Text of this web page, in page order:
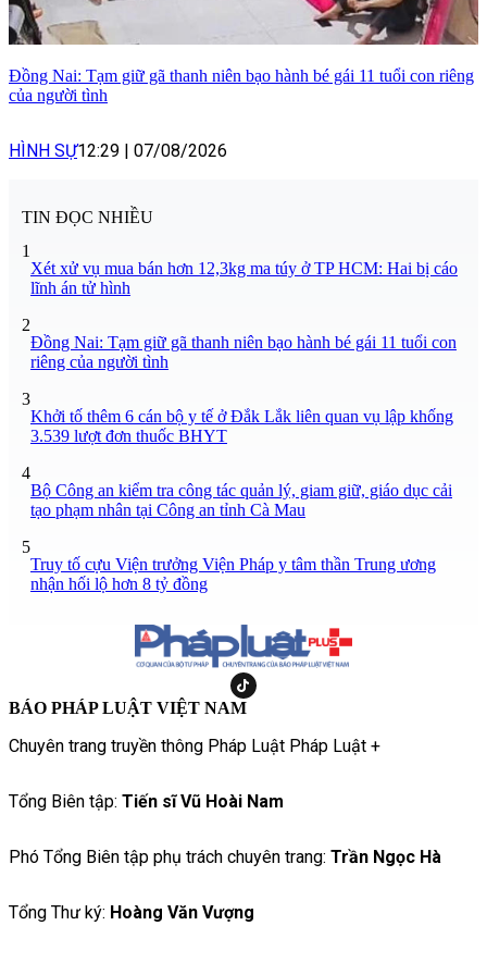
Đồng Nai: Tạm giữ gã thanh niên bạo hành bé gái 11 tuổi con riêng
của người tình
HÌNH SỰ12:29 07/08/2026
TIN ĐỌC NHIỀU
1
Xét xử vụ mua bán hơn 12,3kg ma túy ở TP HCM: Hai bị cáo
lĩnh án tử hình
2
Đồng Nai: Tạm giữ gã thanh niên bạo hành bé gái 11 tuổi con
riêng của người tình
3
Khởi tố thêm 6 cán bộ y tế ở Đắk Lắk liên quan vụ lập khống
3.539 lượt đơn thuốc BHYT
4
Bộ Công an kiểm tra công tác quản lý, giam giữ, giáo dục cải
tạo phạm nhân tại Công an tỉnh Cà Mau
5
Truy tố cựu Viện trưởng Viện Pháp y tâm thần Trung ương
nhận hối lộ hơn 8 tỷ đồng
BÁO PHÁP LUẬT VIỆT NAM
Chuyên trang truyền thông Pháp Luật Pháp Luật +
Tổng Biên tập: Tiến sĩ Vũ Hoài Nam
Phó Tổng Biên tập phụ trách chuyên trang: Trần Ngọc Hà
Tổng Thư ký: Hoàng Văn Vượng